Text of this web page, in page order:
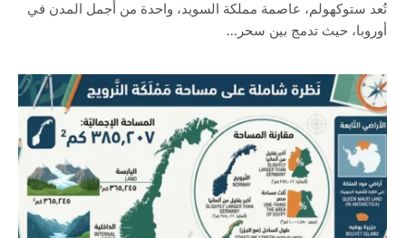
تُعد ستوكهولم، عاصمة مملكة السويد، واحدة من أجمل المدن في
أوروبا، حيث تدمج بين سحر…